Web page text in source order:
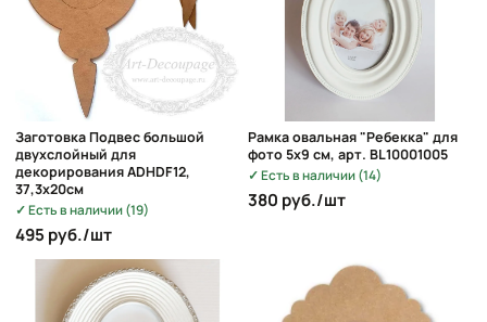
Заготовка Подвес большой
двухслойный для
декорирования ADHDF12,
37,3х20см
Есть в наличии (19)
495 руб./шт
Рамка овальная "Ребекка" для
фото 5х9 см, арт. BL10001005
Есть в наличии (14)
380 руб./шт